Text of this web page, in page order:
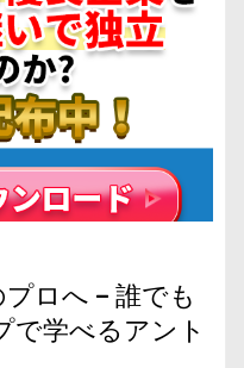
ロへ – 誰でも
で学べるアント